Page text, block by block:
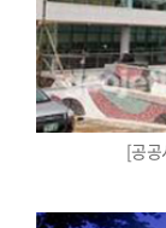
[공